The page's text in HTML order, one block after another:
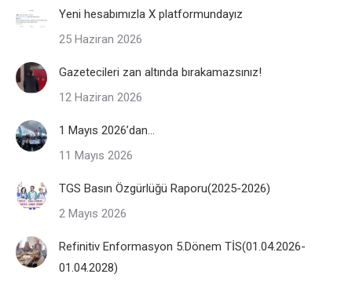
Yeni hesabımızla X platformundayız
25 Haziran 2026
Gazetecileri zan altında bırakamazsınız!
12 Haziran 2026
1 Mayıs 2026’dan…
11 Mayıs 2026
TGS Basın Özgürlüğü Raporu(2025-2026)
2 Mayıs 2026
Refinitiv Enformasyon 5.Dönem TİS(01.04.2026-
01.04.2028)